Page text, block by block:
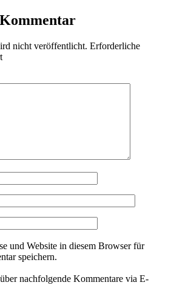
nicht veröffentlicht. Erforderliche
und Website in diesem Browser für
speichern.
nachfolgende Kommentare via E-